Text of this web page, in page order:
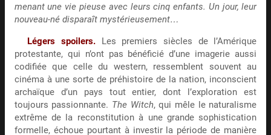
menant une vie pieuse avec leurs cinq enfants. Un jour, leur
nouveau-né disparaît mystérieusement…
Légers spoilers.Les premiers siècles de l’Amérique
protestante, qui n’ont pas bénéficié d’une imagerie aussi
codifiée que celle du western, ressemblent souvent au
cinéma à une sorte de préhistoire de la nation, inconscient
archaïque d’un pays tout entier, dont l’exploration est
toujours passionnante. The Witch, qui mêle le naturalisme
extrême de la reconstitution à une grande sophistication
formelle, échoue pourtant à investir la période de manière